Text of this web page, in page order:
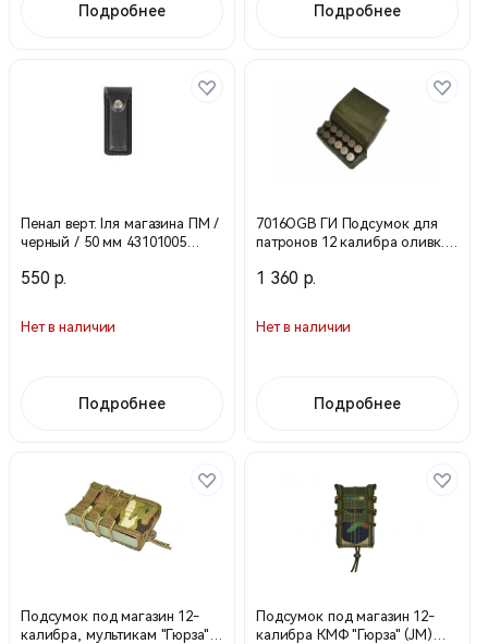
Подробнее Подробнее
Пенал верт. lля магазина ПМ /
черный / 50 мм 43101005
550 р.
Нет в наличии
Подробнее
7016OGB ГИ Подсумок для
патронов 12 калибра оливк.
1 360 р.
Нет в наличии
Подробнее
Подсумок под магазин 12-
калибра, мультикам "Гюрза"
Подсумок под магазин 12-
калибра КМФ "Гюрза" (JM)